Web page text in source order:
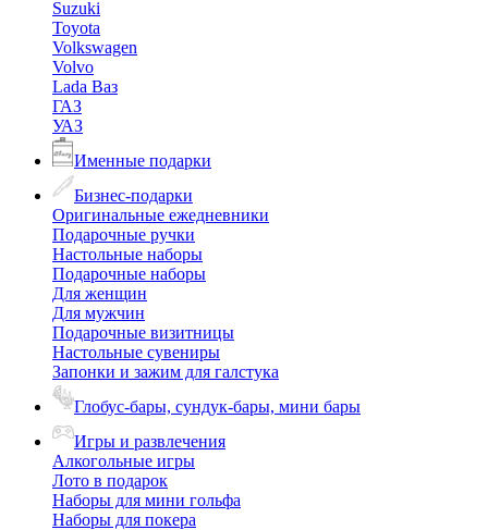
Suzuki
Toyota
Volkswagen
Volvo
Lada Ваз
ГАЗ
УАЗ
Именные подарки
Бизнес-подарки
Оригинальные ежедневники
Подарочные ручки
Настольные наборы
Подарочные наборы
Для женщин
Для мужчин
Подарочные визитницы
Настольные сувениры
Запонки и зажим для галстука
Глобус-бары, сундук-бары, мини бары
Игры и развлечения
Алкогольные игры
Лото в подарок
Наборы для мини гольфа
Наборы для покера